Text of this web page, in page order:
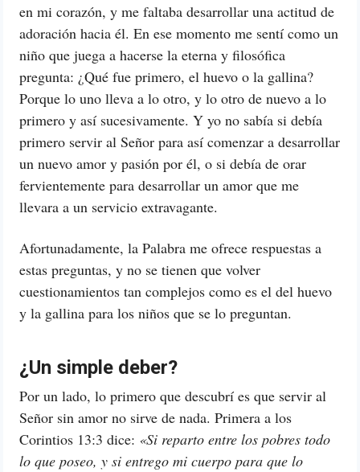
en mi corazón, y me faltaba desarrollar una actitud de
adoración hacia él. En ese momento me sentí como un
niño que juega a hacerse la eterna y filosófica
pregunta: ¿Qué fue primero, el huevo o la gallina?
Porque lo uno lleva a lo otro, y lo otro de nuevo a lo
primero y así sucesivamente. Y yo no sabía si debía
primero servir al Señor para así comenzar a desarrollar
un nuevo amor y pasión por él, o si debía de orar
fervientemente para desarrollar un amor que me
llevara a un servicio extravagante.
Afortunadamente, la Palabra me ofrece respuestas a
estas preguntas, y no se tienen que volver
cuestionamientos tan complejos como es el del huevo
y la gallina para los niños que se lo preguntan.
¿Un simple deber?
Por un lado, lo primero que descubrí es que servir al
Señor sin amor no sirve de nada. Primera a los
Corintios 13:3 dice: «Si reparto entre los pobres todo
lo que poseo, y si entrego mi cuerpo para que lo